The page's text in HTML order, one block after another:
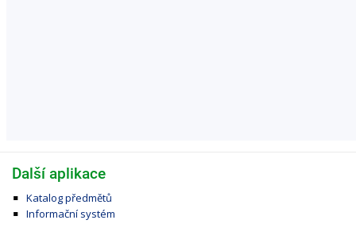
Další aplikace
Katalog předmětů
Informační systém